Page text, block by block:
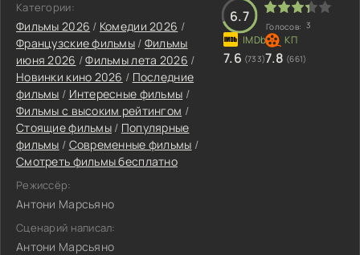
Категории:
Фильмы 2026 / Комедии 2026 /
Французские фильмы / Фильмы
июня 2026 /Фильмы лета 2026 /
Новинки кино 2026 / Последние
фильмы / Интересные фильмы /
Фильмы с высоким рейтингом /
Стоящие фильмы/ Популярные
фильмы / Современные фильмы /
Смотреть фильмы бесплатно
Режиссёр:
Антони Марсьяно
Сценарий написал:
Антони Марсьяно
6.7
Голосов: 3
7.6 (733)7.8 (661)